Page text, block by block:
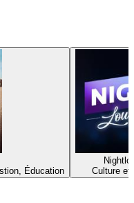
Éducation
Culture et